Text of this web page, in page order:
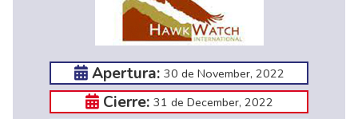
Apertura: 30 de November, 2022
Cierre: 31 de December, 2022